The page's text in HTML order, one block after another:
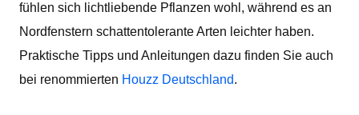
fühlen sich lichtliebende Pflanzen wohl, während es an
Nordfenstern schattentolerante Arten leichter haben.
Praktische Tipps und Anleitungen dazu finden Sie auch
bei renommierten Houzz Deutschland.